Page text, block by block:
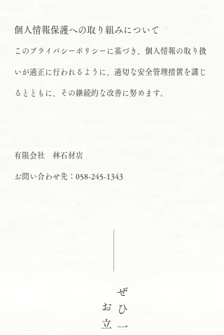
個人情報保護への取り組みについて
このプライバシーポリシーに基づき、個人情報の取り扱
いが適正に行われるように、適切な安全管理措置を講じ
るとともに、その継続的な改善に努めます。
有限会社 林石材店
お問い合わせ先：058-245-1343
ぜ
ひ
一
お
立